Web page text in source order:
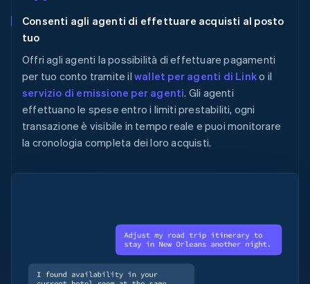
Consenti agli agenti di effettuare acquisti al posto
tuo
Offri agli agenti la possibilità di effettuare pagamenti
per tuo conto tramite il wallet per agenti di Linko il
servizio di emissione per agenti. Gli agenti
effettuano le spese entro i limiti prestabiliti, ogni
transazione è visibile in tempo reale e puoi monitorare
la cronologia completa dei loro acquisti.